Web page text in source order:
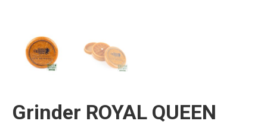
Grinder ROYAL QUEEN